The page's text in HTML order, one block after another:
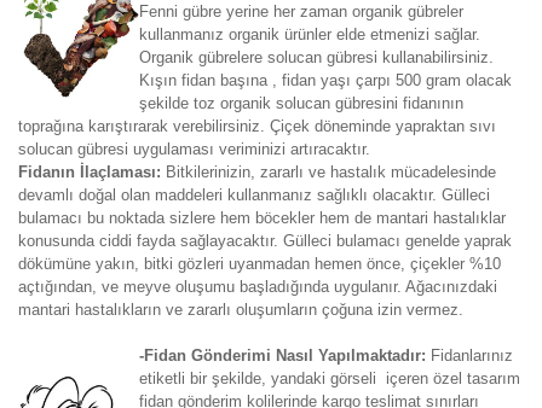
Fenni gübre yerine her zaman organik gübreler
kullanmanız organik ürünler elde etmenizi sağlar.
Organik gübrelere solucan gübresi kullanabilirsiniz.
Kışın fidan başına , fidan yaşı çarpı 500 gram olacak
şekilde toz organik solucan gübresini fidanının
toprağına karıştırarak verebilirsiniz. Çiçek döneminde yapraktan sıvı
solucan gübresi uygulaması veriminizi artıracaktır.
Fidanın İlaçlaması: Bitkilerinizin, zararlı ve hastalık mücadelesinde
devamlı doğal olan maddeleri kullanmanız sağlıklı olacaktır. Gülleci
bulamacı bu noktada sizlere hem böcekler hem de mantari hastalıklar
konusunda ciddi fayda sağlayacaktır. Gülleci bulamacı genelde yaprak
dökümüne yakın, bitki gözleri uyanmadan hemen önce, çiçekler %10
açtığından, ve meyve oluşumu başladığında uygulanır. Ağacınızdaki
mantari hastalıkların ve zararlı oluşumların çoğuna izin vermez.
-Fidan Gönderimi Nasıl Yapılmaktadır: Fidanlarınız
etiketli bir şekilde, yandaki görseli içeren özel tasarım
fidan gönderim kolilerinde kargo teslimat sınırları